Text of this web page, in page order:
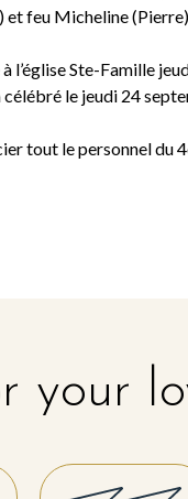
feu Micheline
l’église Ste-Famille
le jeudi 24
tout le personnel du
your